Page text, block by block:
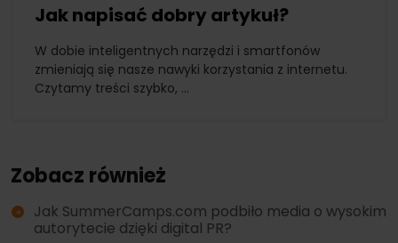
Jak napisać dobry artykuł?
W dobie inteligentnych narzędzi i smartfonów
zmieniają się nasze nawyki korzystania z internetu.
Czytamy treści szybko, ...
Zobacz również
Jak SummerCamps.com podbiło media o wysokim
autorytecie dzięki digital PR?